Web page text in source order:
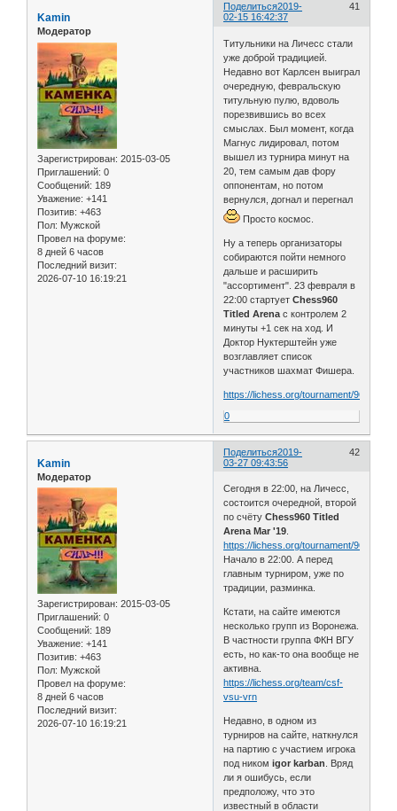
Поделиться 41
2019-
02-15 16:42:37
Kamin
Модератор
Зарегистрирован: 2015-03-05
Приглашений: 0
Сообщений: 189
Уважение: +141
Позитив: +463
Пол: Мужской
Провел на форуме:
8 дней 6 часов
Последний визит:
2026-07-10 16:19:21
Титульники на Личесс стали
уже доброй традицией.
Недавно вот Карлсен выиграл
очередную, февральскую
титульную пулю, вдоволь
порезвившись во всех
смыслах. Был момент, когда
Магнус лидировал, потом
вышел из турнира минут на
20, тем самым дав фору
оппонентам, но потом
вернулся, догнал и перегнал
Просто космос.
Ну а теперь организаторы
собираются пойти немного
дальше и расширить
"ассортимент". 23 февраля в
22:00 стартует Chess960
Titled Arena с контролем 2
минуты +1 сек на ход. И
Доктор Нуктерштейн уже
возглавляет список
участников шахмат Фишера.
https://lichess.org/tournament/960feb19
0
Поделиться 42
2019-
03-27 09:43:56
Kamin
Модератор
Зарегистрирован: 2015-03-05
Приглашений: 0
Сообщений: 189
Уважение: +141
Позитив: +463
Пол: Мужской
Провел на форуме:
8 дней 6 часов
Последний визит:
2026-07-10 16:19:21
Сегодня в 22:00, на Личесс,
состоится очередной, второй
по счёту Chess960 Titled
Arena Mar '19
https://lichess.org/tournament/960mar19
Начало в 22:00. А перед
главным турниром, уже по
традиции, разминка.
Кстати, на сайте имеются
несколько групп из Воронежа.
В частности группа ФКН ВГУ
есть, но как-то она вообще не
активна.
https://lichess.org/team/csf-
vsu-vrn
Недавно, в одном из
турниров на сайте, наткнулся
на партию с участием игрока
под никомigor karban . Вряд
ли я ошибусь, если
предположу, что это
известный в области